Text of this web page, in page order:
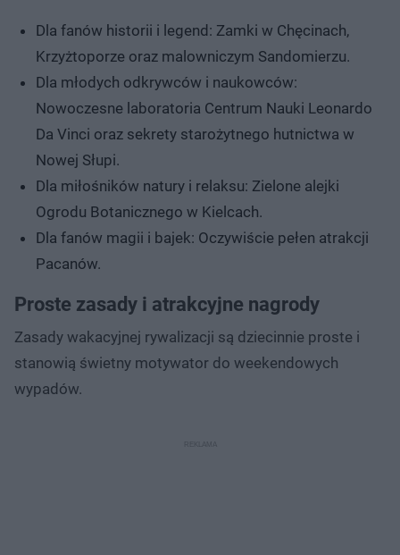
Dla fanów historii i legend: Zamki w Chęcinach,
Krzyżtoporze oraz malowniczym Sandomierzu.
Dla młodych odkrywców i naukowców:
Nowoczesne laboratoria Centrum Nauki Leonardo
Da Vinci oraz sekrety starożytnego hutnictwa w
Nowej Słupi.
Dla miłośników natury i relaksu: Zielone alejki
Ogrodu Botanicznego w Kielcach.
Dla fanów magii i bajek: Oczywiście pełen atrakcji
Pacanów.
Proste zasady i atrakcyjne nagrody
Zasady wakacyjnej rywalizacji są dziecinnie proste i
stanowią świetny motywator do weekendowych
wypadów.